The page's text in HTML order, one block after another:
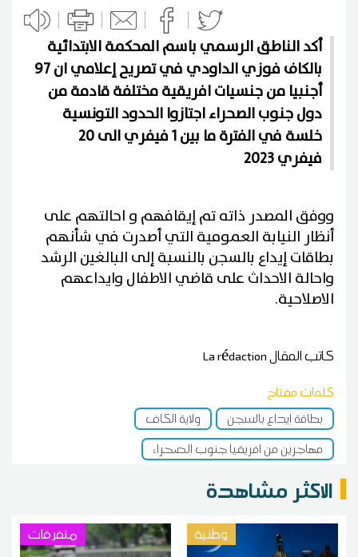
أكد الناطق الرسمي باسم المحكمة الابتدائية
بالكاف فوزي الداودي في تصريح إعلامي ان 97
أجنبيا من جنسيات افريقية مختلفة قادمة من
دول جنوب الصحراء اجتازوا الحدود التونسية
خلسة في الفترة ما بين 1 فيفري الى 20
فيفري 2023
ووفق المصدر ذاته تم إيقافهم و احالتهم على
أنظار النيابة العمومية التي أصدرت في شأنهم
بطاقات إيداع بالسجن بالنسبة إلى البالغين الرشد
واحالة الاحداث على قاضي الاطفال وايداعهم
الاصلاحية.
كاتب المقالLa rédaction
كلمات مفتاح
بطاقة إيداع بالسجن
ولاية الكاف
مهاجرين من افريقيا جنوب الصحراء
الاكثر مشاهدة
وطنية متفرقات